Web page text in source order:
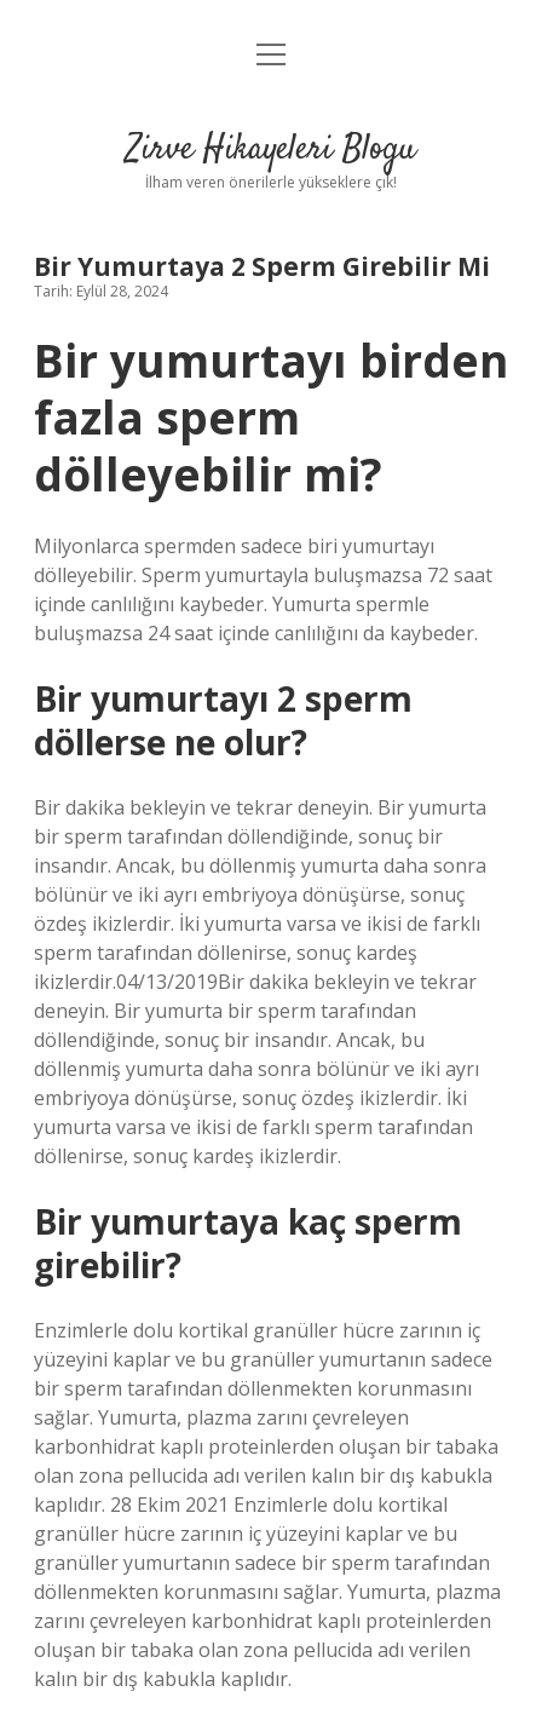
Anasayfa
Yasal Uyarı
menüyü
Zirve Hikayeleri Blogu
İlham veren önerilerle yükseklere çık!
Bir Yumurtaya 2 Sperm Girebilir Mi
Tarih: Eylül 28, 2024
Bir yumurtayı birden
fazla sperm
dölleyebilir mi?
Milyonlarca spermden sadece biri yumurtayı
dölleyebilir. Sperm yumurtayla buluşmazsa 72 saat
içinde canlılığını kaybeder. Yumurta spermle
buluşmazsa 24 saat içinde canlılığını da kaybeder.
Bir yumurtayı 2 sperm
döllerse ne olur?
Bir dakika bekleyin ve tekrar deneyin. Bir yumurta
bir sperm tarafından döllendiğinde, sonuç bir
insandır. Ancak, bu döllenmiş yumurta daha sonra
bölünür ve iki ayrı embriyoya dönüşürse, sonuç
özdeş ikizlerdir. İki yumurta varsa ve ikisi de farklı
sperm tarafından döllenirse, sonuç kardeş
ikizlerdir.04/13/2019Bir dakika bekleyin ve tekrar
deneyin. Bir yumurta bir sperm tarafından
döllendiğinde, sonuç bir insandır. Ancak, bu
döllenmiş yumurta daha sonra bölünür ve iki ayrı
embriyoya dönüşürse, sonuç özdeş ikizlerdir. İki
yumurta varsa ve ikisi de farklı sperm tarafından
döllenirse, sonuç kardeş ikizlerdir.
Bir yumurtaya kaç sperm
girebilir?
Enzimlerle dolu kortikal granüller hücre zarının iç
yüzeyini kaplar ve bu granüller yumurtanın sadece
bir sperm tarafından döllenmekten korunmasını
sağlar. Yumurta, plazma zarını çevreleyen
karbonhidrat kaplı proteinlerden oluşan bir tabaka
olan zona pellucida adı verilen kalın bir dış kabukla
kaplıdır. 28 Ekim 2021 Enzimlerle dolu kortikal
granüller hücre zarının iç yüzeyini kaplar ve bu
granüller yumurtanın sadece bir sperm tarafından
döllenmekten korunmasını sağlar. Yumurta, plazma
zarını çevreleyen karbonhidrat kaplı proteinlerden
oluşan bir tabaka olan zona pellucida adı verilen
kalın bir dış kabukla kaplıdır.